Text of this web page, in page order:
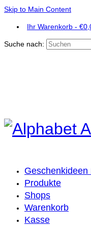
Skip to Main Content
Ihr Warenkorb - €
Suche nach:
Produkte
Shops
Warenkorb
Kasse